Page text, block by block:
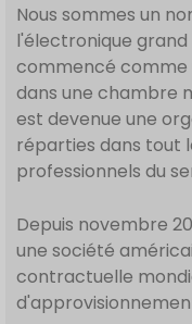
Nous sommes un
l'électronique grand
commencé comme
dans une chambre
est devenue une
réparties dans tout
professionnels du
Depuis novembre
une société
contractuelle